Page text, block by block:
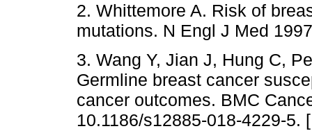
2. Whittemore A. Risk of
mutations. N Engl J Med
3. Wang Y, Jian J, Hung C,
Germline breast cancer
cancer outcomes. BMC
10.1186/s12885-018-4229-5.